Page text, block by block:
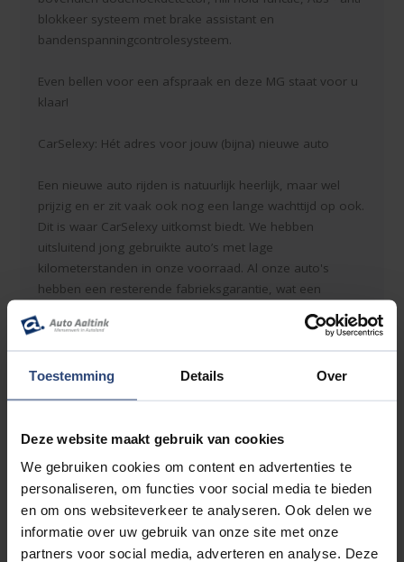
Toestemming Details Over
Deze website maakt gebruik van cookies
We gebruiken cookies om content en advertenties te
personaliseren, om functies voor social media te bieden
en om ons websiteverkeer te analyseren. Ook delen we
informatie over uw gebruik van onze site met onze
partners voor social media, adverteren en analyse. Deze
blokkeer systeem met brake assistant en
bandenspanningcontrolesysteem.
Even bellen voor een afspraak en deze MG staat voor u
klaar!
CarSelexy: Hét adres voor jouw (bijna) nieuwe auto
Een nieuwe auto rijden is natuurlijk heerlijk, maar wel
prijzig en er zit vaak ook nog een lange wachttijd op ook.
Dit is waar CarSelexy uitkomst biedt. We hebben
uitsluitend jong gebruikte auto’s met lage
kilometerstanden in onze voorraad. Al onze auto's
hebben een resterende fabrieksgarantie, wat een
CarSelexy auto uiterst betrouwbaar maakt. En omdat wij
auto's van alle merken leveren, is ons aanbod zeer
divers en is de keuze groot! Alleen maar voordelen dus!
kilometerstand
•Financieringsopties
•Maximale zekerheid door 12 maanden garantie uit te
bereiden tot 3 jaar
•Een (bijna) nieuwe auto tegen een aantrekkelijke prijs.